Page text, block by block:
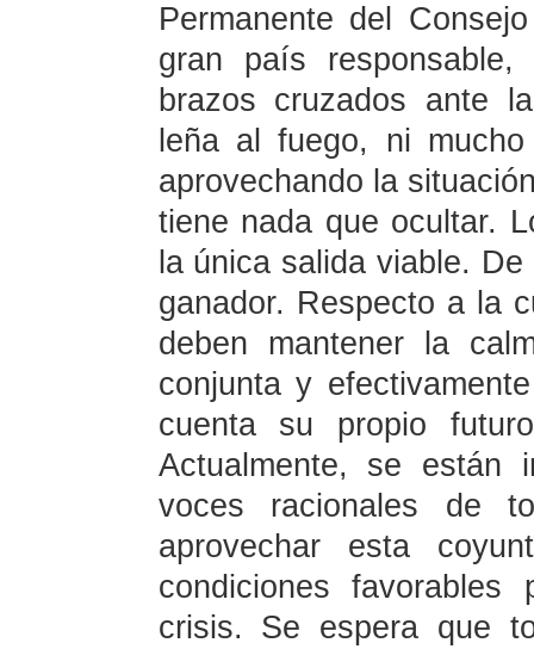
Permanente del
gran país
brazos cruzados ante
leña al fuego, ni
aprovechando la
tiene nada que ocultar.
la única salida viable.
ganador. Respecto a la
deben mantener la
conjunta y
cuenta su propio
Actualmente, se están
voces racionales de
aprovechar esta
condiciones
crisis. Se espera que